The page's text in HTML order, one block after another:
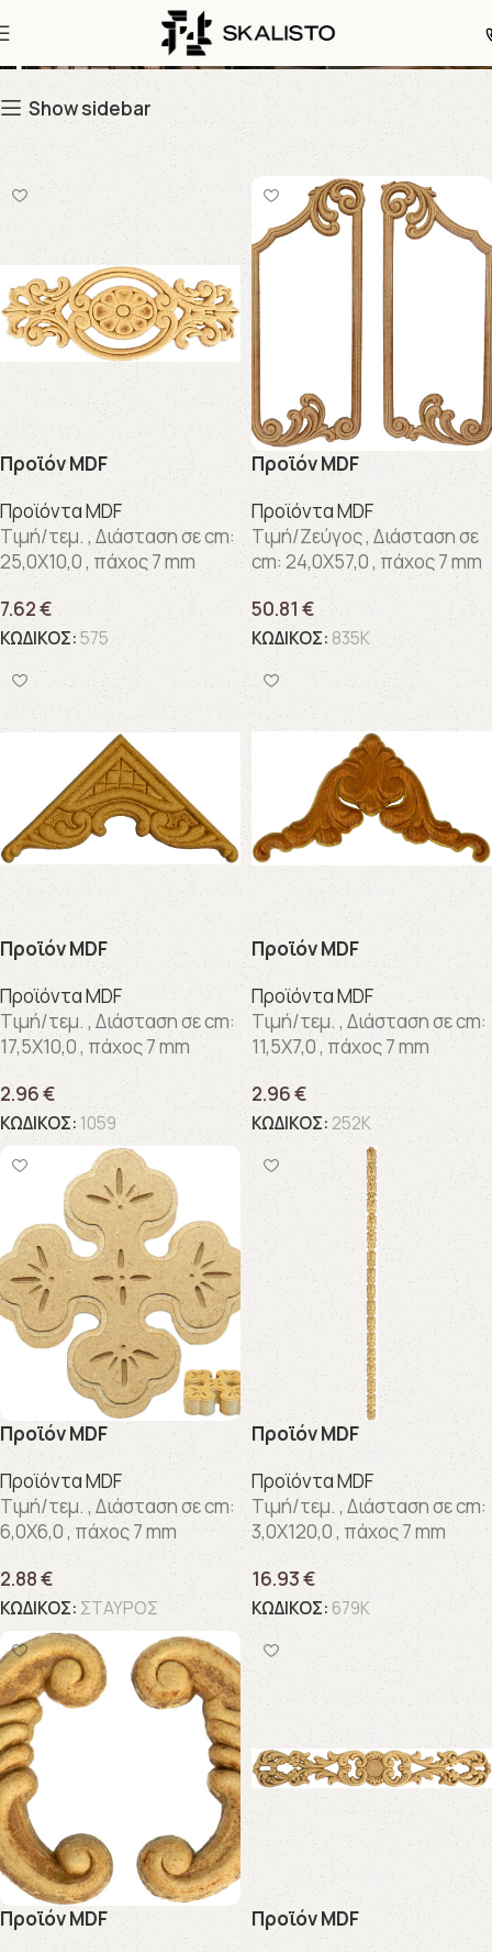
MDF
Show sidebar
Προϊόν MDF
Προϊόντα MDF
Τιμή/τεμ. , Διάσταση σε cm:
25,0X10,0 , πάχος 7 mm
7.62€
ΚΩΔΙΚΟΣ:575
Προϊόν MDF
Προϊόντα MDF
Τιμή/Ζεύγος , Διάσταση σε
cm: 24,0X57,0 , πάχος 7 mm
50.81 €
ΚΩΔΙΚΟΣ: 835K
Προϊόν MDF
Προϊόντα MDF
Τιμή/τεμ. , Διάσταση σε cm:
17,5X10,0 , πάχος 7 mm
2.96€
ΚΩΔΙΚΟΣ: 1059
Προϊόν MDF
Προϊόντα MDF
Τιμή/τεμ. , Διάσταση σε cm:
11,5X7,0 , πάχος 7 mm
2.96€
ΚΩΔΙΚΟΣ: 252K
Προϊόν MDF
Προϊόντα MDF
Τιμή/τεμ. , Διάσταση σε cm:
6,0X6,0 , πάχος 7 mm
2.88€
ΚΩΔΙΚΟΣ: ΣΤΑΥΡΟΣ
Προϊόν MDF
Προϊόντα MDF
Τιμή/τεμ. , Διάσταση σε cm:
3,0X120,0 , πάχος 7 mm
16.93€
ΚΩΔΙΚΟΣ: 679K
Προϊόν MDF
Προϊόν MDF